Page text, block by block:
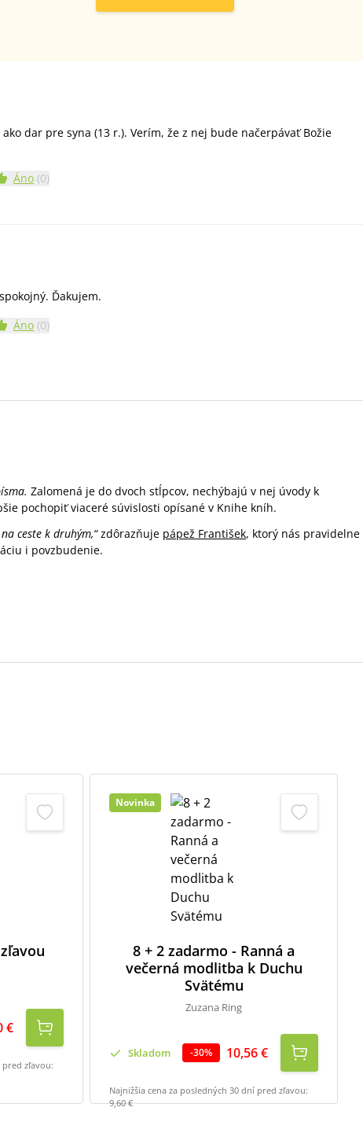
dar pre syna (13 r.). Verím, že z nej bude načerpávať Božie
Áno (0)
Ďakujem.
Áno (0)
Zalomená je do dvoch stĺpcov, nechýbajú v nej úvody k
pochopiť viaceré súvislosti opísané v Knihe kníh.
ceste k druhým,“zdôrazňuje pápež František, ktorý nás pravidelne
i povzbudenie.
€
pred zľavou:
Novinka
8 + 2 zadarmo - Ranná a
večerná modlitba k Duchu
Svätému
Zuzana Ring
Skladom -30% 10,56 €
Najnižšia cena za posledných 30 dní pred zľavou:
9,60 €